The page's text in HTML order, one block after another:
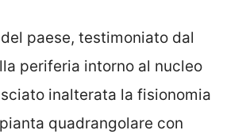
paese, testimoniato dal
periferia intorno al nucleo
inalterata la fisionomia
quadrangolare con